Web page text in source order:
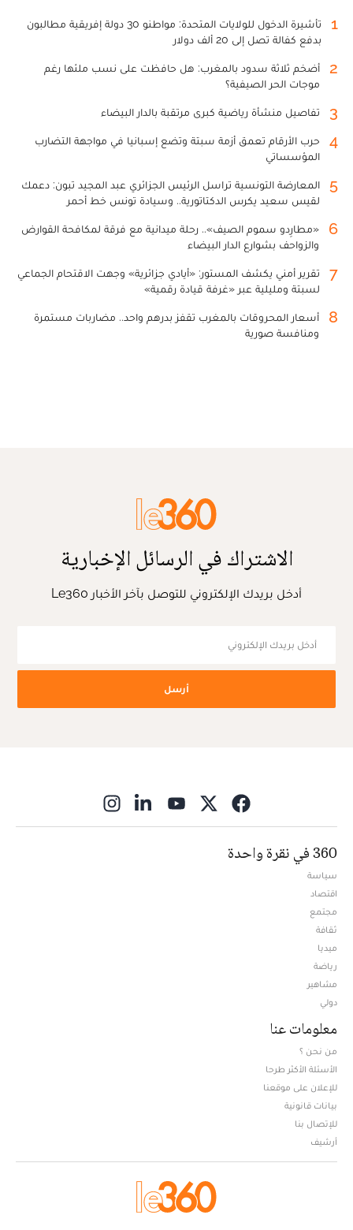
1
تأشيرة الدخول للولايات المتحدة: مواطنو 30 دولة إفريقية مطالبون
بدفع كفالة تصل إلى 20 ألف دولار
2
أضخم ثلاثة سدود بالمغرب: هل حافظت على نسب ملئها رغم
موجات الحر الصيفية؟
3 تفاصيل منشأة رياضية كبرى مرتقبة بالدار البيضاء
4
حرب الأرقام تعمق أزمة سبتة وتضع إسبانيا في مواجهة التضارب
المؤسساتي
5
المعارضة التونسية تراسل الرئيس الجزائري عبد المجيد تبون: دعمك
لقيس سعيد يكرس الدكتاتورية.. وسيادة تونس خط أحمر
6
«مطارِدو سموم الصيف».. رحلة ميدانية مع فرقة لمكافحة القوارض
والزواحف بشوارع الدار البيضاء
7
تقرير أمني يكشف المستور: «أيادي جزائرية» وجهت الاقتحام الجماعي
لسبتة ومليلية عبر «غرفة قيادة رقمية»
8
أسعار المحروقات بالمغرب تقفز بدرهم واحد.. مضاربات مستمرة
ومنافسة صورية
الاشتراك في الرسائل الإخبارية
أدخل بريدك الإلكتروني للتوصل بآخر الأخبار Le360
أرسل
360 في نقرة واحدة
سياسة
اقتصاد
مجتمع
ثقافة
ميديا
رياضة
مشاهير
دولي
معلومات عنا
من نحن ؟
الأسئلة الأكثر طرحا
للإعلان على موقعنا
بيانات قانونية
للإتصال بنا
أرشيف